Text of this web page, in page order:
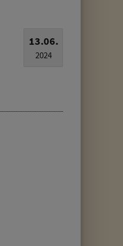
13.06.
2024